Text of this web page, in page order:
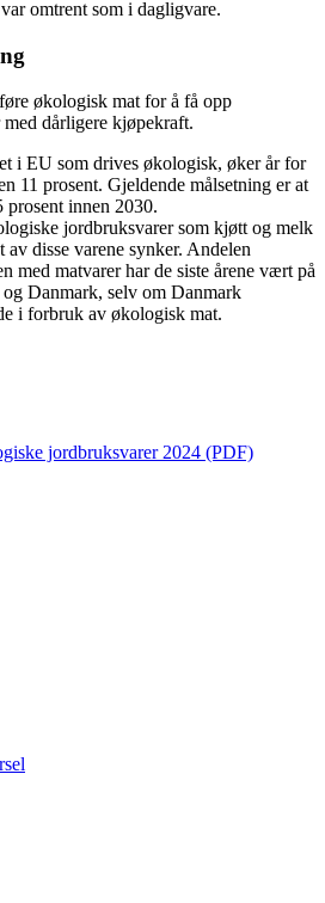
omtrent som i dagligvare.
økologisk mat for å få opp
med dårligere kjøpekraft.
i EU som drives økologisk, øker år for
11 prosent. Gjeldende målsetning er at
innen 2030.
jordbruksvarer som kjøtt og melk
disse varene synker. Andelen
med matvarer har de siste årene vært på
Danmark, selv om Danmark
i forbruk av økologisk mat.
jordbruksvarer 2024 (PDF)